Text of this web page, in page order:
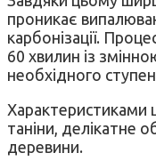
проникає
карбонізації.
60 хвилин із
необхідного
Характеристиками
таніни, делікатне
деревини.